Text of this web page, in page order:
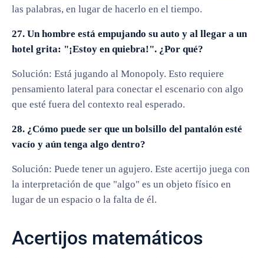
las palabras, en lugar de hacerlo en el tiempo.
27. Un hombre está empujando su auto y al llegar a un
hotel grita: "¡Estoy en quiebra!". ¿Por qué?
Solución: Está jugando al Monopoly. Esto requiere
pensamiento lateral para conectar el escenario con algo
que esté fuera del contexto real esperado.
28. ¿Cómo puede ser que un bolsillo del pantalón esté
vacío y aún tenga algo dentro?
Solución: Puede tener un agujero. Este acertijo juega con
la interpretación de que "algo" es un objeto físico en
lugar de un espacio o la falta de él.
Acertijos matemáticos